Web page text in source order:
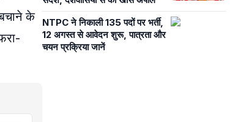
के
NTPC ने निकाली 135 पदों पर भर्ती,
12 अगस्त से आवेदन शुरू, पात्रता और
चयन प्रक्रिया जानें